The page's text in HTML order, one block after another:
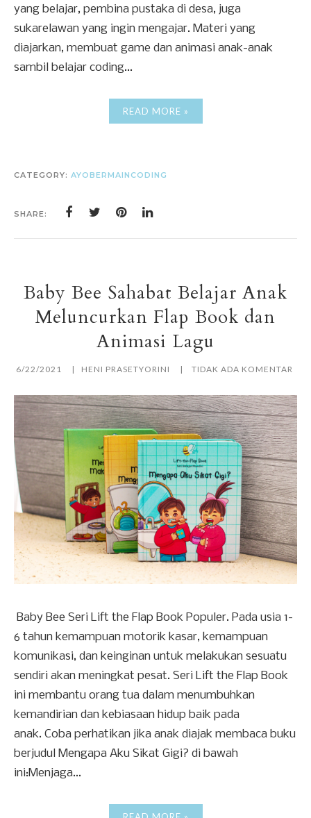
yang belajar, pembina pustaka di desa, juga
sukarelawan yang ingin mengajar. Materi yang
diajarkan, membuat game dan animasi anak-anak
sambil belajar coding...
READ MORE »
CATEGORY: AYOBERMAINCODING
SHARE:
Baby Bee Sahabat Belajar Anak
Meluncurkan Flap Book dan
Animasi Lagu
6/22/2021 HENI PRASETYORINI TIDAK ADA KOMENTAR
Baby Bee Seri Lift the Flap Book Populer. Pada usia 1-
6 tahun kemampuan motorik kasar, kemampuan
komunikasi, dan keinginan untuk melakukan sesuatu
sendiri akan meningkat pesat. Seri Lift the Flap Book
ini membantu orang tua dalam menumbuhkan
kemandirian dan kebiasaan hidup baik pada
anak. Coba perhatikan jika anak diajak membaca buku
berjudul Mengapa Aku Sikat Gigi? di bawah
ini:Menjaga...